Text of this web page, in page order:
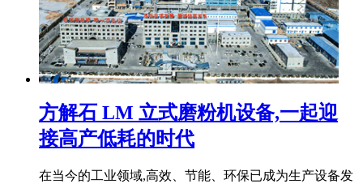
方解石 LM 立式磨粉机设备,一起迎
接高产低耗的时代
在当今的工业领域,高效、节能、环保已成为生产设备发